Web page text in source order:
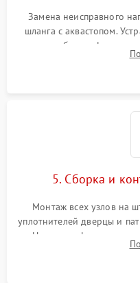
Замена неисправного
шланга с аквастопом.
патрубках и
управления,
5. Сборка и
Монтаж всех узлов на
уплотнителей дверцы и
Надежная фиксация
сборка корпуса и